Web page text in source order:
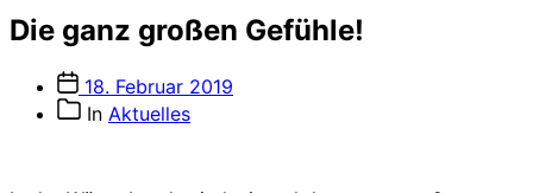
Die ganz großen Gefühle!
Veröffentlichungsdatum
18. Februar 2019
Beitragskategorien
In Aktuelles